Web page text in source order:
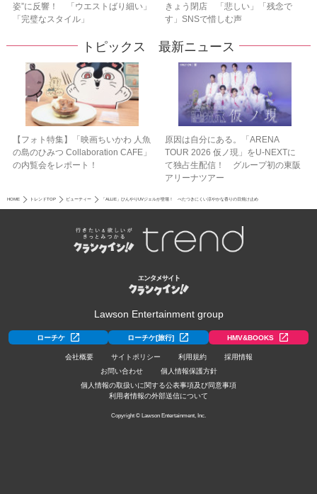
姿”に反響！ 「ウエストばり細い」
「完璧なスタイル」
きょう閉店 「悲しい」「残念で
す」SNSで惜しむ声
トピックス 最新ニュース
【フォト特集】「映画ちいかわ 人魚
の島のひみつ Collaboration CAFE」
の内覧会をレポート！
原因は自分にある。「ARENA
TOUR 2026 仮ノ現」をU-NEXTに
て独占生配信！ グループ初の東阪
アリーナツアー
HOME トレンドTOP ビューティー 「ALLIE」ひんやりUVジェルが登場！ べたつきにくい涼やかな香りの日焼け止め
Lawson Entertainment group
ローチケ ローチケ[旅行] HMV&BOOKS
会社概要 サイトポリシー 利用規約
採用情報
お問い合わせ
個人情報保護方針
個人情報の取扱いに関する公表事項及び同意事項
利用者情報の外部送信について
Copyright © Lawson Entertainment, Inc.